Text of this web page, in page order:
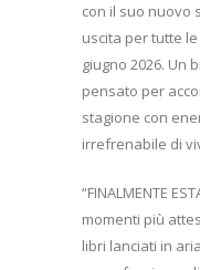
con il suo nuovo
uscita per tutte
giugno 2026. Un
pensato per
stagione con
irrefrenabile di
“FINALMENTE
momenti più
libri lanciati in